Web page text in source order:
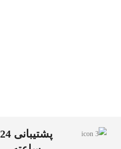
پشتیبانی 24